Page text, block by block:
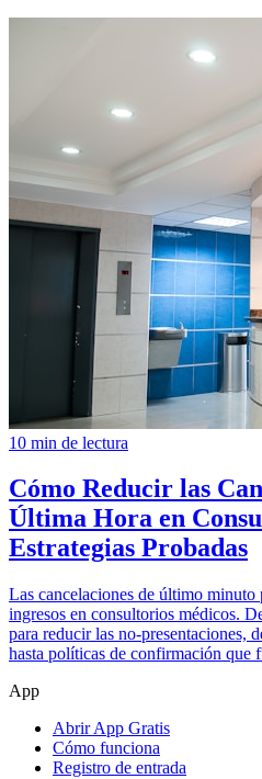
10 min de lectura
Cómo Reducir las
Última Hora en
Estrategias Probadas
Las cancelaciones de último minuto
ingresos en consultorios médicos.
para reducir las no-presentaciones,
hasta políticas de confirmación que
App
Abrir App Gratis
Cómo funciona
Registro de entrada